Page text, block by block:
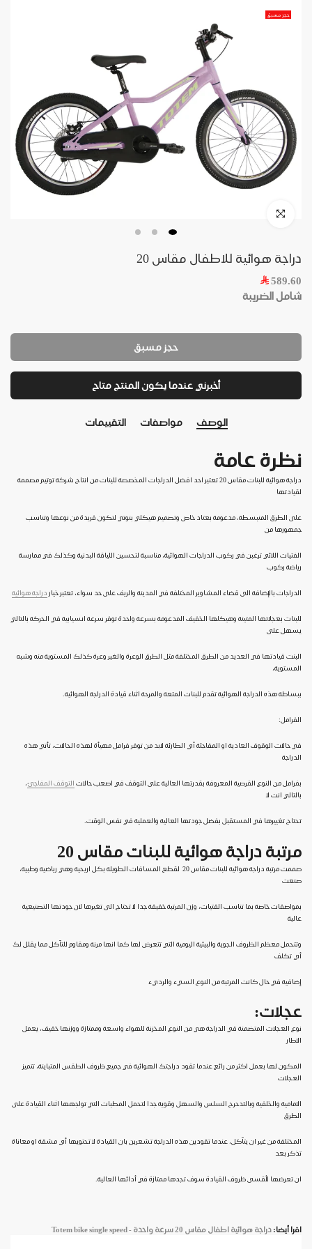
حجز مسبق
دراجة هوائية للاطفال مقاس 20
589.60
شامل الضريبة
حجز مسبق
أخبرني عندما يكون المنتج متاح
الوصف مواصفات التقييمات
نظرة عامة
دراجة هوائية للبنات مقاس 20 تعتبر احد افضل الدراجات المخصصة للبنات من انتاج شركة توتيم مصممة
لقيادتها
على الطرق المنبسطة، مدعومة بعتاد خاص وتصميم هيكلي بنوتي لتكون فريدة من نوعها وتناسب
جمهورها من
الفتيات اللائي ترغبن في ركوب الدراجات الهوائية، مناسبة لتحسين اللياقة البدنية وكذلك في ممارسة
رياضة ركوب
الدراجات بالإضافة الى قضاء المشاوير المختلفة في المدينة والريف على حد سواء، تعتبر خيار دراجة هوائية
للبنات بعجلاتها المتينة وهيكلها الخفيف المدعومة بسرعة واحدة توفر سرعة انسيابية في الحركة بالتالي
يسهل على
البنت قيادتها في العديد من الطرق المختلفة مثل الطرق الوعرة والغير وعرة كذلك المستوية منه وشبه
المستوية،
ببساطة هذه الدراجة الهوائية تقدم للبنات المتعة والمرحة اثناء قيادة الدراجة الهوائية.
الفرامل:
في حالات الوقوف العادية او المفاجئة أي الطارئة لابد من توفر فرامل مهيأة لهذه الحالات، تأتي هذه
الدراجة
بفرامل من النوع القرصية المعروفة بقدرتها العالية على التوقف في اصعب حالات التوقف المفاجئ،
بالتالي انت لا
تحتاج تغييرها في المستقبل بفضل جودتها العالية والعملية في نفس الوقت.
مرتبة دراجة هوائية للبنات مقاس 20
صممت مرتبة دراجة هوائية للبنات مقاس 20 لقطع المسافات الطويلة بكل اريحية وهي رياضية وطبية،
صنعت
بمواصفات خاصة بما تناسب الفتيات، وزن المرتبة خفيفة جدا لا تحتاج الى تغيرها لان جودتها التصنيعية
عالية
وتتحمل معظم الظروف الجوية والبيئية اليومية التي تتعرض لها كما انها مرنة ومقاوم للتآكل مما يقلل لك
أي تكلف
إضافية في حال كانت المرتبة من النوع السيء والرديء
عجلات:
نوع العجلات المتضمنة في الدراجة هي من النوع المخزنة للهواء واسعة وممتازة ووزنها خفيف، يعمل
الاطار
المكون لها بعمل اكثر من رائع عندما تقود دراجتك الهوائية في جميع ظروف الطقس المتباينة، تتميز
العجلات
الامامية والخلفية وبالتدحرج السلس والسهل وقوية جدا لتحمل المطبات التي تواجهها اثناء القيادة على
الطرق
المختلفة من غير ان يتآكل، عندما تقودين هذه الدراجة تشعرين بان القيادة لا تحتويها أي مشقة او معاناة
تذكر بعد
ان تعرضها لأقسى ظروف القيادة سوف تجدها ممتازة في أدائها العالية.
اقرا أيضا: دراجة هوائية اطفال مقاس 20 سرعة واحدة - Totem bike single speed